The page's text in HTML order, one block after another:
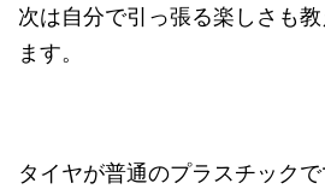
次は自分で引っ張る楽しさも
ます。
タイヤが普通のプラスチック